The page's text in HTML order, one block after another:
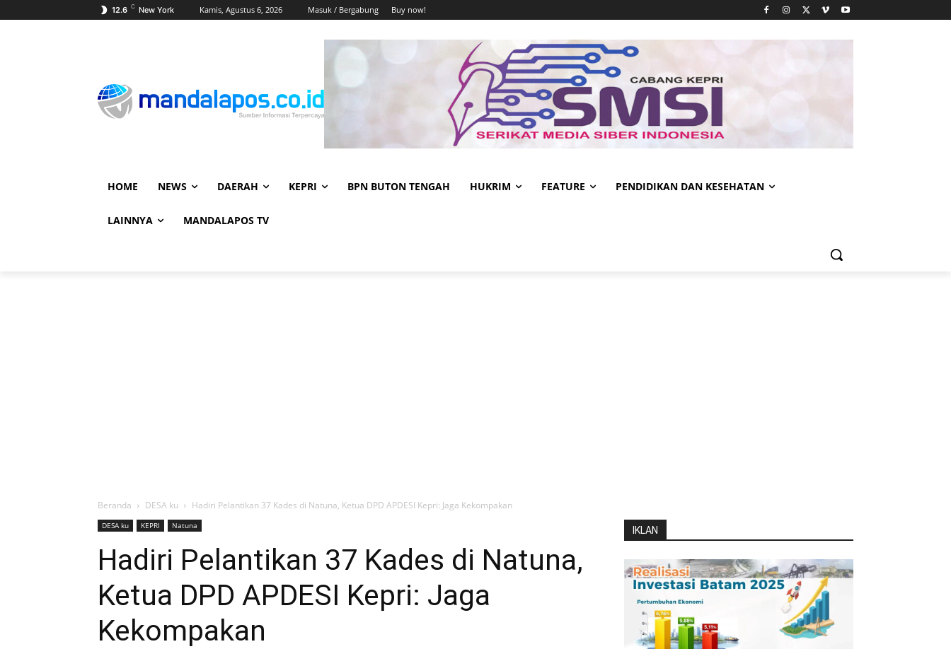
12.6 C New York Kamis, Agustus 6, 2026 Masuk / Bergabung Buy now!
HOME NEWS DAERAH KEPRI BPN BUTON TENGAH HUKRIM FEATURE PENDIDIKAN DAN KESEHATAN
LAINNYA MANDALAPOS TV
Beranda DESA ku Hadiri Pelantikan 37 Kades di Natuna, Ketua DPD APDESI Kepri: Jaga Kekompakan
DESA ku KEPRI Natuna
Hadiri Pelantikan 37 Kades di Natuna,
Ketua DPD APDESI Kepri: Jaga
Kekompakan
IKLAN